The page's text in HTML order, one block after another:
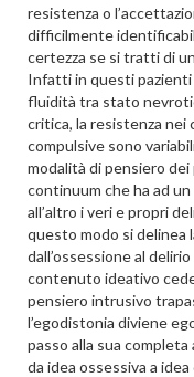
resistenza o
difficilmente
certezza se si tratti di
Infatti in questi pazienti
fluidità tra stato
critica, la resistenza
compulsive sono
modalità di pensiero
continuum che ha ad
all’altro i veri e propri
questo modo si delinea
dall’ossessione al
contenuto ideativo
pensiero intrusivo
l’egodistonia diviene
passo alla sua completa
da idea ossessiva a